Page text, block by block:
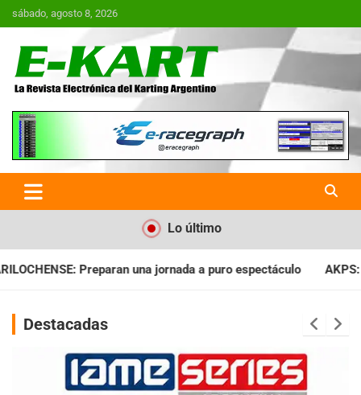
Saltar
al
sábado, agosto 8, 2026
E-Kart.com.ar | La Revista
Electrónica del Karting en
Argentina
Lo último
a puro espectáculo AKPS: Intervino la IGJ y oficializó el
Destacadas